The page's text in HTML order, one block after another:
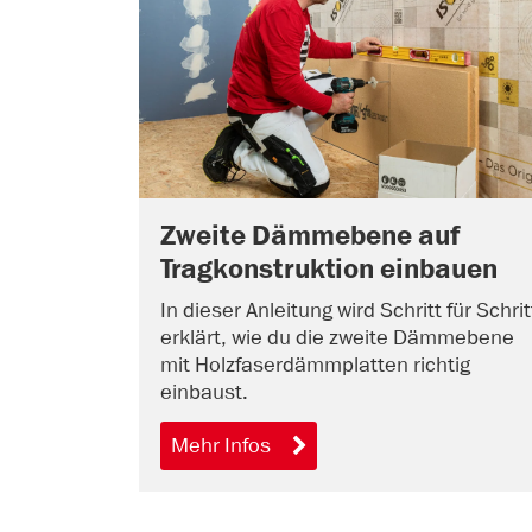
Zweite Dämmebene auf
Tragkonstruktion einbauen
In dieser Anleitung wird Schritt für
erklärt, wie du die zweite Dämmebene
mit Holzfaserdämmplatten richtig
einbaust.
Mehr Infos